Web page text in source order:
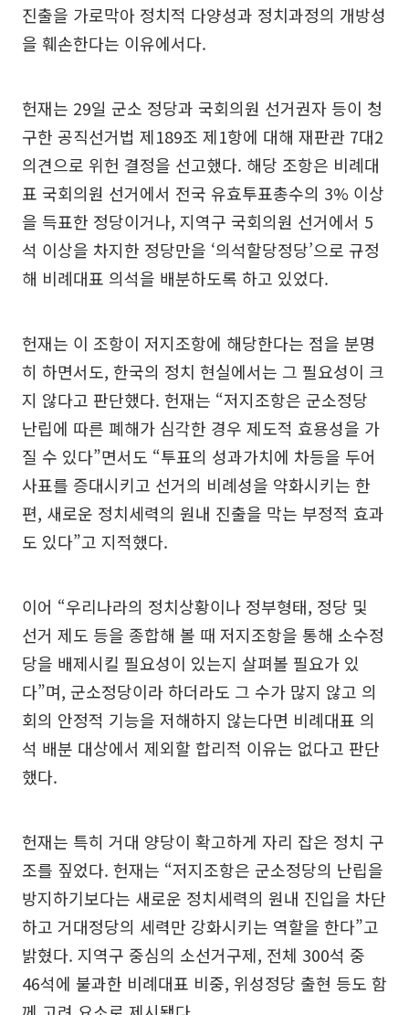
진출을 가로막아 정치적 다양성과 정치과정의 개방성
을 훼손한다는 이유에서다.
헌재는 29일 군소 정당과 국회의원 선거권자 등이 청
구한 공직선거법 제189조 제1항에 대해 재판관 7대2
의견으로 위헌 결정을 선고했다. 해당 조항은 비례대
표 국회의원 선거에서 전국 유효투표총수의 3% 이상
을 득표한 정당이거나, 지역구 국회의원 선거에서 5
석 이상을 차지한 정당만을 ‘의석할당정당’으로 규정
해 비례대표 의석을 배분하도록 하고 있었다.
헌재는 이 조항이 저지조항에 해당한다는 점을 분명
히 하면서도, 한국의 정치 현실에서는 그 필요성이 크
지 않다고 판단했다. 헌재는 “저지조항은 군소정당
난립에 따른 폐해가 심각한 경우 제도적 효용성을 가
질 수 있다”면서도 “투표의 성과가치에 차등을 두어
사표를 증대시키고 선거의 비례성을 약화시키는 한
편, 새로운 정치세력의 원내 진출을 막는 부정적 효과
도 있다”고 지적했다.
이어 “우리나라의 정치상황이나 정부형태, 정당 및
선거 제도 등을 종합해 볼 때 저지조항을 통해 소수정
당을 배제시킬 필요성이 있는지 살펴볼 필요가 있
다”며, 군소정당이라 하더라도 그 수가 많지 않고 의
회의 안정적 기능을 저해하지 않는다면 비례대표 의
석 배분 대상에서 제외할 합리적 이유는 없다고 판단
했다.
헌재는 특히 거대 양당이 확고하게 자리 잡은 정치 구
조를 짚었다. 헌재는 “저지조항은 군소정당의 난립을
방지하기보다는 새로운 정치세력의 원내 진입을 차단
하고 거대정당의 세력만 강화시키는 역할을 한다”고
밝혔다. 지역구 중심의 소선거구제, 전체 300석 중
46석에 불과한 비례대표 비중, 위성정당 출현 등도 함